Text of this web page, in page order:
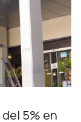
5% en